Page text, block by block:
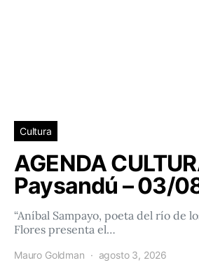
Cultura
AGENDA
Paysandú – 03/
“Aníbal Sampayo, poeta del río de
Flores presenta el…
Mauro Goldman agosto 3, 2026